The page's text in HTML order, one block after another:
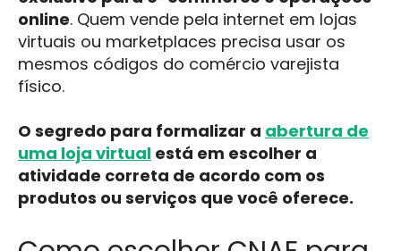
online. Quem vende pela internet em lojas
virtuais ou marketplaces precisa usar os
mesmos códigos do comércio varejista
físico.
O segredo para formalizar a abertura de
uma loja virtual está em escolher a
atividade correta de acordo com os
produtos ou serviços que você oferece.